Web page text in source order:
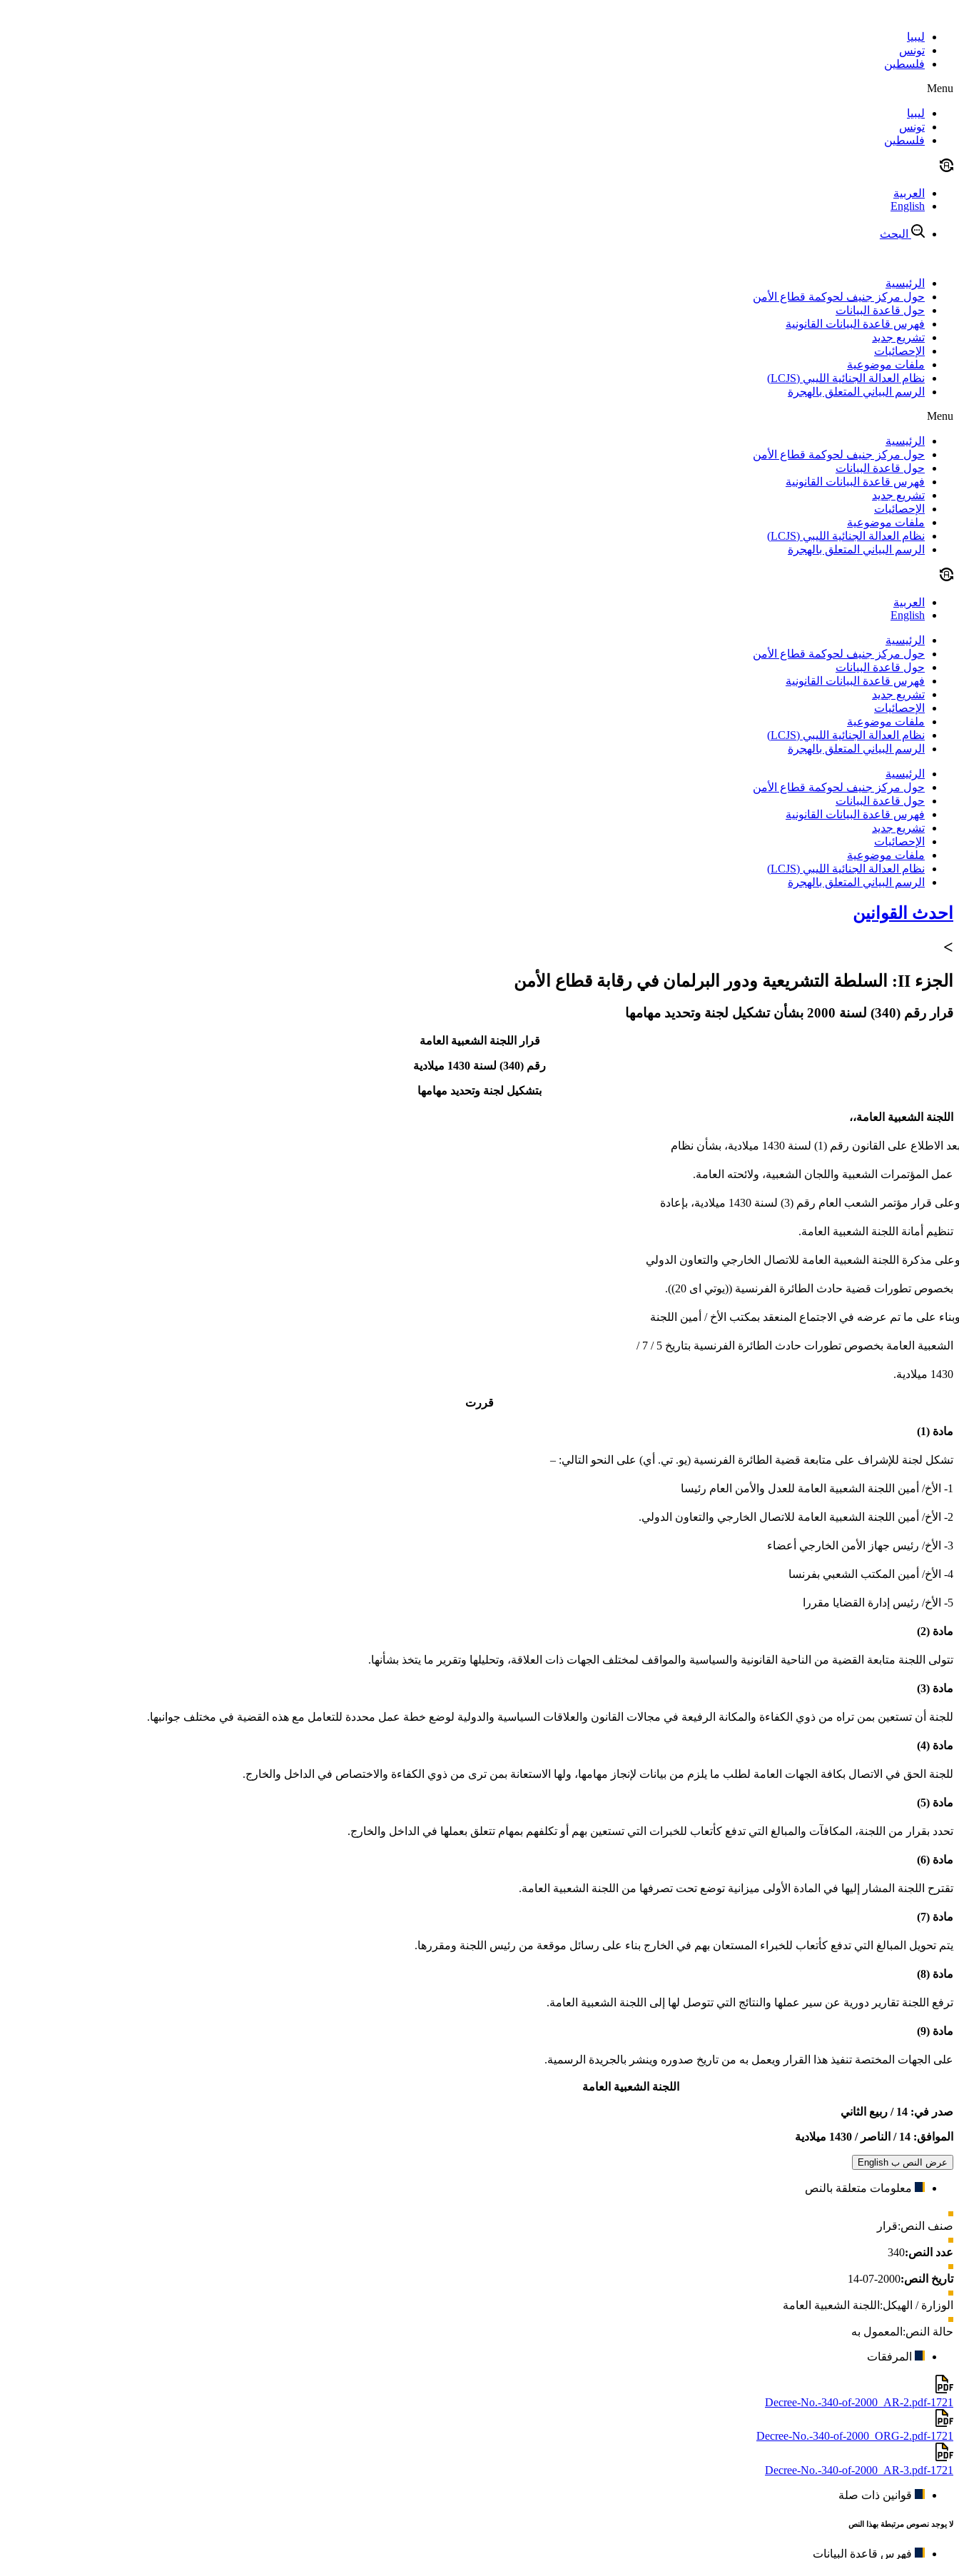
contentليبيا
تونس
فلسطين
Menu
ليبيا
تونس
فلسطين
العربية
English
البحث
الرئيسية
حول مركز جنيف لحوكمة قطاع الأمن
حول قاعدة البيانات
فهرس قاعدة البيانات القانونية
تشريع جديد
الإحصائيات
ملفات موضوعية
نظام العدالة الجنائية الليبي (LCJS)
الرسم البياني المتعلق بالهجرة
Menu
الرئيسية
حول مركز جنيف لحوكمة قطاع الأمن
حول قاعدة البيانات
فهرس قاعدة البيانات القانونية
تشريع جديد
الإحصائيات
ملفات موضوعية
نظام العدالة الجنائية الليبي (LCJS)
الرسم البياني المتعلق بالهجرة
العربية
English
الرئيسية
حول مركز جنيف لحوكمة قطاع الأمن
حول قاعدة البيانات
فهرس قاعدة البيانات القانونية
تشريع جديد
الإحصائيات
ملفات موضوعية
نظام العدالة الجنائية الليبي (LCJS)
الرسم البياني المتعلق بالهجرة
الرئيسية
حول مركز جنيف لحوكمة قطاع الأمن
حول قاعدة البيانات
فهرس قاعدة البيانات القانونية
تشريع جديد
الإحصائيات
ملفات موضوعية
نظام العدالة الجنائية الليبي (LCJS)
الرسم البياني المتعلق بالهجرة
احدث القوانين
>
الجزء II: السلطة التشريعية ودور البرلمان في رقابة قطاع الأمن
قرار رقم (340) لسنة 2000 بشأن تشكيل لجنة وتحديد مهامها
قرار اللجنة الشعبية العامة
رقم (340) لسنة 1430 ميلادية
بتشكيل لجنة وتحديد مهامها
اللجنة الشعبية العامة،،
على القانون رقم (1) لسنة 1430 ميلادية، بشأن نظام
عمل المؤتمرات الشعبية واللجان الشعبية، ولائحته العامة.
قرار مؤتمر الشعب العام رقم (3) لسنة 1430 ميلادية، بإعادة
تنظيم أمانة اللجنة الشعبية العامة.
مذكرة اللجنة الشعبية العامة للاتصال الخارجي والتعاون الدولي
بخصوص تطورات قضية حادث الطائرة الفرنسية ((يوتي اى 20)).
على ما تم عرضه في الاجتماع المنعقد بمكتب الأخ / أمين اللجنة
الشعبية العامة بخصوص تطورات حادث الطائرة الفرنسية بتاريخ 5 / 7 /
1430 ميلادية.
قررت
مادة (1)
تشكل لجنة للإشراف على متابعة قضية الطائرة الفرنسية (يو. تي. أي) على النحو التالي: –
1- الأخ/ أمين اللجنة الشعبية العامة للعدل والأمن العام رئيسا
2- الأخ/ أمين اللجنة الشعبية العامة للاتصال الخارجي والتعاون الدولي.
3- الأخ/ رئيس جهاز الأمن الخارجي أعضاء
4- الأخ/ أمين المكتب الشعبي بفرنسا
5- الأخ/ رئيس إدارة القضايا مقررا
مادة (2)
تتولى اللجنة متابعة القضية من الناحية القانونية والسياسية والمواقف لمختلف الجهات ذات العلاقة، وتحليلها وتقرير ما يتخذ بشأنها.
مادة (3)
للجنة أن تستعين بمن تراه من ذوي الكفاءة والمكانة الرفيعة في مجالات القانون والعلاقات السياسية والدولية لوضع خطة عمل محددة للتعامل مع هذه القضية في مختلف جوانبها.
مادة (4)
للجنة الحق في الاتصال بكافة الجهات العامة لطلب ما يلزم من بيانات لإنجاز مهامها، ولها الاستعانة بمن ترى من ذوي الكفاءة والاختصاص في الداخل والخارج.
مادة (5)
تحدد بقرار من اللجنة، المكافآت والمبالغ التي تدفع كأتعاب للخبرات التي تستعين بهم أو تكلفهم بمهام تتعلق بعملها في الداخل والخارج.
مادة (6)
تقترح اللجنة المشار إليها في المادة الأولى ميزانية توضع تحت تصرفها من اللجنة الشعبية العامة.
مادة (7)
يتم تحويل المبالغ التي تدفع كأتعاب للخبراء المستعان بهم في الخارج بناء على رسائل موقعة من رئيس اللجنة ومقررها.
مادة (8)
ترفع اللجنة تقارير دورية عن سير عملها والنتائج التي تتوصل لها إلى اللجنة الشعبية العامة.
مادة (9)
على الجهات المختصة تنفيذ هذا القرار ويعمل به من تاريخ صدوره وينشر بالجريدة الرسمية.
اللجنة الشعبية العامة
صدر في: 14 / ربيع الثاني
الموافق: 14 / الناصر / 1430 ميلادية
عرض النص ب English
معلومات متعلقة بالنص
صنف النص:قرار
عدد النص:340
تاريخ النص:2000-07-14
الوزارة / الهيكل: اللجنة الشعبية العامة
حالة النص: المعمول به
المرفقات
1721-Decree-No.-340-of-2000_AR-2.pdf
1721-Decree-No.-340-of-2000_ORG-2.pdf
1721-Decree-No.-340-of-2000_AR-3.pdf
قوانين ذات صلة
لا يوجد نصوص مرتبطة بهذا النص
فهرس قاعدة البيانات